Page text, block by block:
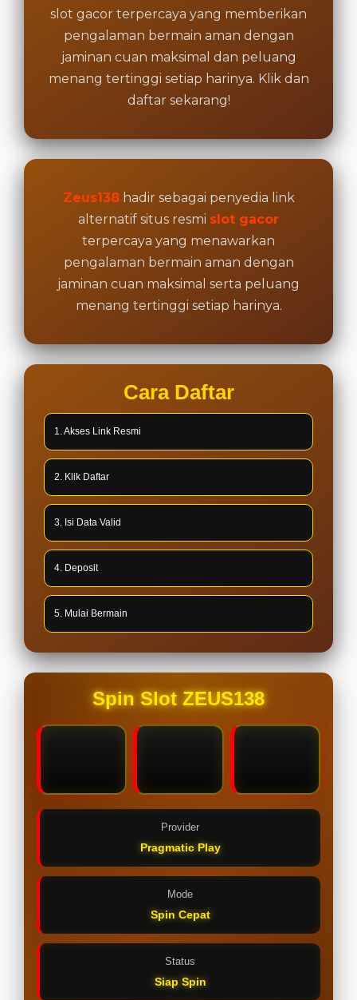
licenseslot gacor terpercaya yang memberikan
pengalaman bermain aman dengan
jaminan cuan maksimal dan peluang
menang tertinggi setiap harinya. Klik dan
daftar sekarang!
Zeus138hadir sebagai penyedia link
alternatif situs resmi slot gacor
terpercaya yang menawarkan
pengalaman bermain aman dengan
jaminan cuan maksimal serta peluang
menang tertinggi setiap harinya.
Cara Daftar
1. Akses Link Resmi
2. Klik Daftar
3. Isi Data Valid
4. Deposit
5. Mulai Bermain
Spin Slot ZEUS138
Provider
Pragmatic Play
Mode
Spin Cepat
Status
Siap Spin